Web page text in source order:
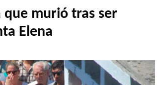
que murió tras ser
Elena